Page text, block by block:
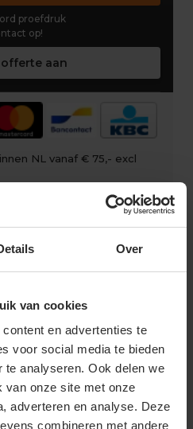
Over
van cookies
en advertenties te
voor social media te bieden
analyseren. Ook delen we
van onze site met onze
adverteren en analyse. Deze
combineren met andere
proefdruk
op!
aan
NL vanaf € 75,- excl
op